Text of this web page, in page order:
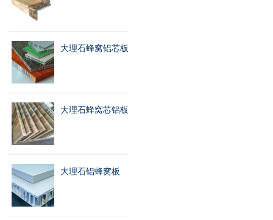
大理石蜂窝铝芯板
大理石蜂窝芯铝板
大理石铝蜂窝板